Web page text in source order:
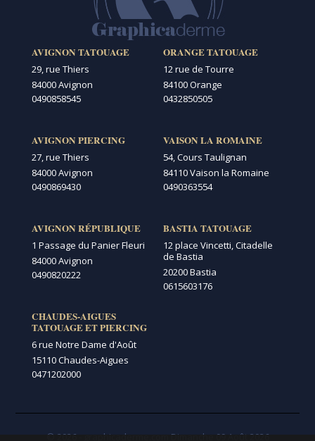
AVIGNON TATOUAGE
29, rue Thiers
84000 Avignon
0490858545
AVIGNON PIERCING
27, rue Thiers
84000 Avignon
0490869430
AVIGNON RÉPUBLIQUE
1 Passage du Panier Fleuri
84000 Avignon
0490820222
CHAUDES-AIGUES
TATOUAGE ET PIERCING
6 rue Notre Dame d'Août
15110 Chaudes-Aigues
0471202000
ORANGE TATOUAGE
12 rue de Tourre
84100 Orange
0432850505
VAISON LA ROMAINE
54, Cours Taulignan
84110 Vaison la Romaine
0490363554
BASTIA TATOUAGE
12 place Vincetti, Citadelle
de Bastia
20200 Bastia
0615603176
© 2026 - graphicaderme.com Dimanche 09 Août 2026